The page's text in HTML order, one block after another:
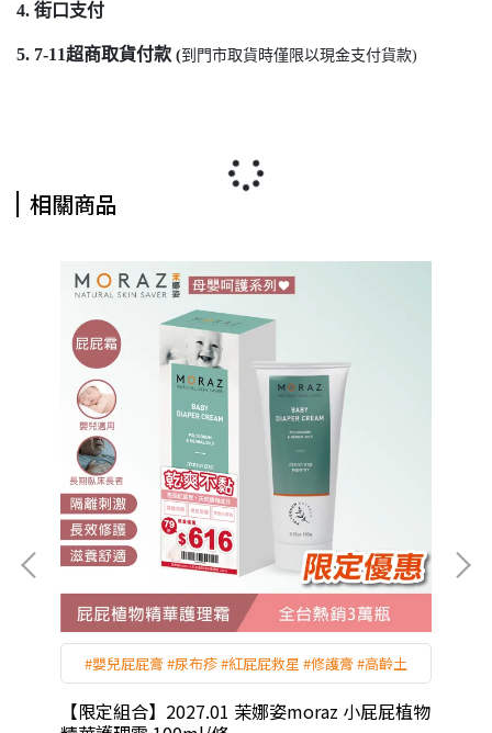
4. 街口支付
5. 7-11超商取貨付款 (到門市取貨時僅限以現金支付貨款)
相關商品
#嬰兒屁屁膏 #尿布疹 #紅屁屁救星 #修護膏 #高齡土
【限定組合】2027.01 茉娜姿moraz 小屁屁植物